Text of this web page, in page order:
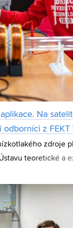
Na
z FEKT
zdroje
teoretické a